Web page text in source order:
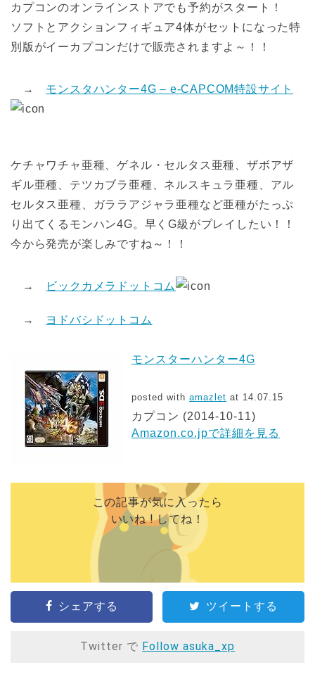
カプコンのオンラインストアでも予約がスタート！
ソフトとアクションフィギュア4体がセットになった特
別版がイーカプコンだけで販売されますよ～！！
→ モンスタハンター4G – e-CAPCOM特設サイト
ケチャワチャ亜種、ゲネル・セルタス亜種、ザボアザ
ギル亜種、テツカブラ亜種、ネルスキュラ亜種、アル
セルタス亜種、ガララアジャラ亜種など亜種がたっぷ
り出てくるモンハン4G。早くG級がプレイしたい！！
今から発売が楽しみですね～！！
→ ビックカメラドットコム
→ ヨドバシドットコム
モンスターハンター4G
posted with amazlet at 14.07.15
カプコン (2014-10-11)
Amazon.co.jpで詳細を見る
この記事が気に入ったら
いいね ! してね！
シェアする ツイートする
Twitter で Follow asuka_xp